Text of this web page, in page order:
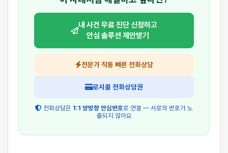
내 사건 무료 진단 신청하고
안심 솔루션 제안받기
전문가 직통 빠른 전화상담
로시콜 전화상담권
전화상담은 1:1 양방향 안심번호로 연결 — 서로의 번호가 노
출되지 않아요